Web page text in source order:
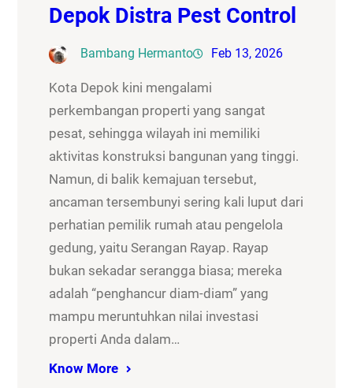
Depok Distra Pest Control
Bambang Hermanto Feb 13, 2026
Kota Depok kini mengalami
perkembangan properti yang sangat
pesat, sehingga wilayah ini memiliki
aktivitas konstruksi bangunan yang tinggi.
Namun, di balik kemajuan tersebut,
ancaman tersembunyi sering kali luput dari
perhatian pemilik rumah atau pengelola
gedung, yaitu Serangan Rayap. Rayap
bukan sekadar serangga biasa; mereka
adalah “penghancur diam-diam” yang
mampu meruntuhkan nilai investasi
properti Anda dalam…
Know More